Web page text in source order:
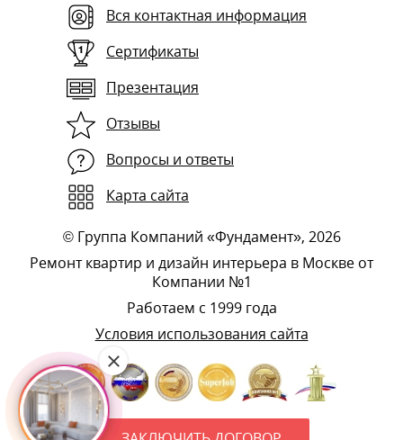
Вся контактная информация
Сертификаты
Презентация
Отзывы
Вопросы и ответы
Карта сайта
© Группа Компаний «Фундамент», 2026
Ремонт квартир и дизайн интерьера в Москве от
Компании №1
Работаем с 1999 года
Условия использования сайта